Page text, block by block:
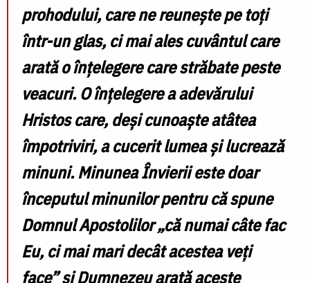
prohodului, care ne reunește pe toți
într-un glas, ci mai ales cuvântul care
arată o înțelegere care străbate peste
veacuri. O înțelegere a adevărului
Hristos care, deși cunoaște atâtea
împotriviri, a cucerit lumea și lucrează
minuni. Minunea Învierii este doar
începutul minunilor pentru că spune
Domnul Apostolilor „că numai câte fac
Eu, ci mai mari decât acestea veți
face” și Dumnezeu arată aceste